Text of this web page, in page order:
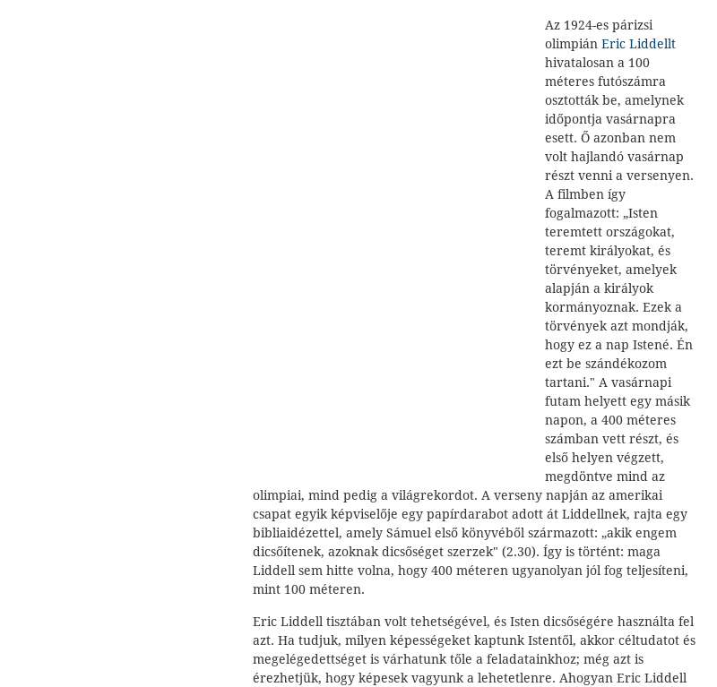
Az 1924-es párizsi
olimpián Eric Liddellt
hivatalosan a 100
méteres futószámra
osztották be, amelynek
időpontja vasárnapra
esett. Ő azonban nem
volt hajlandó vasárnap
részt venni a versenyen.
A filmben így
fogalmazott: „Isten
teremtett országokat,
teremt királyokat, és
törvényeket, amelyek
alapján a királyok
kormányoznak. Ezek a
törvények azt mondják,
hogy ez a nap Istené. Én
ezt be szándékozom
tartani." A vasárnapi
futam helyett egy másik
napon, a 400 méteres
számban vett részt, és
első helyen végzett,
megdöntve mind az
olimpiai, mind pedig a világrekordot. A verseny napján az amerikai
csapat egyik képviselője egy papírdarabot adott át Liddellnek, rajta egy
bibliaidézettel, amely Sámuel első könyvéből származott: „akik engem
dicsőítenek, azoknak dicsőséget szerzek" (2.30). Így is történt: maga
Liddell sem hitte volna, hogy 400 méteren ugyanolyan jól fog teljesíteni,
mint 100 méteren.
Eric Liddell tisztában volt tehetségével, és Isten dicsőségére használta fel
azt. Ha tudjuk, milyen képességeket kaptunk Istentől, akkor céltudatot és
megelégedettséget is várhatunk tőle a feladatainkhoz; még azt is
érezhetjük, hogy képesek vagyunk a lehetetlenre. Ahogyan Eric Liddell